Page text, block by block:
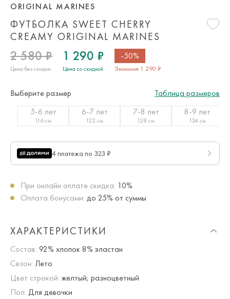
ФУТБОЛКА SWEET CHERRY
CREAMY ORIGINAL MARINES
ORIGINAL MARINES
2 580 ₽
Цена без скидки
1 290 ₽
Цена со скидкой
-50%
Экономия 1 290 ₽
Выберите размер
Таблица размеров
5-6 лет
116 см
6-7 лет
122 см
7-8 лет
128 см
8-9 лет
134 см
4 платежа по 323 ₽
При онлайн оплате скидка: 10%
Оплата бонусами: до 25% от суммы
ХАРАКТЕРИСТИКИ
Состав: 92% хлопок 8% эластан
Сезон: Лето
Цвет строкой: желтый; разноцветный
Пол: Для девочки